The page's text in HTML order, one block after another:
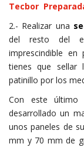
Tecbor
2.- Realizar una
del resto del
imprescindible
tienes que sellar
patinillo por los
Con este último
desarrollado un
unos paneles de
mm y 70 mm de